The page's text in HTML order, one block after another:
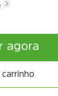
agora